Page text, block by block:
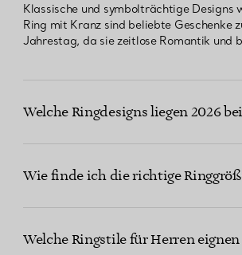
Klassische und symbolträchtige
Ring mit Kranz sind beliebte Geschenke
Jahrestag, da sie zeitlose Romantik und
Welche Ringdesigns liegen 2026
Wie finde ich die richtige
Welche Ringstile für Herren